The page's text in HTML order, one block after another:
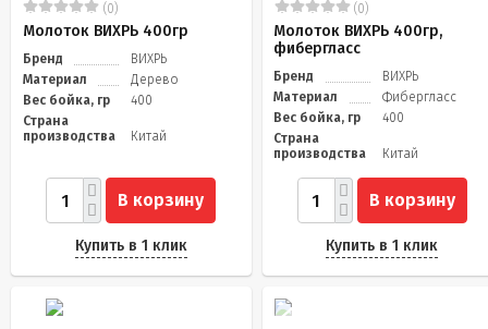
(0)
Молоток ВИХРЬ 400гр
Бренд
ВИХРЬ
Материал
Дерево
Вес бойка, гр
400
Страна
производства
Китай
В корзину
Купить в 1 клик
(0)
Молоток ВИХРЬ 400гр,
фибергласс
Бренд
ВИХРЬ
Материал
Фибергласс
Вес бойка, гр
400
Страна
производства
Китай
В корзину
Купить в 1 клик